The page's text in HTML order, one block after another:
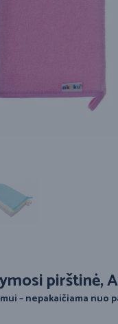
pirštinė,
– nepakaičiama nuo